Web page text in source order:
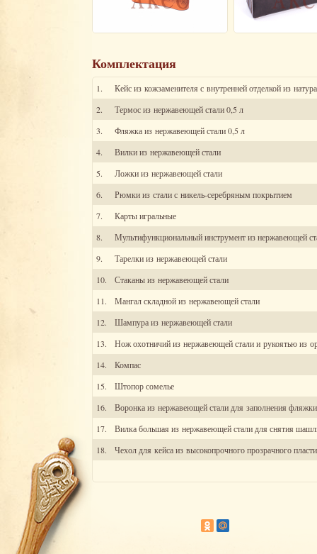
Комплектация
1.
Кейс из кожзаменителя с внутренней отделкой из
2.
Термос из нержавеющей стали 0,5 л
3.
Фляжка из нержавеющей стали 0,5 л
4.
Вилки из нержавеющей стали
5.
Ложки из нержавеющей стали
6.
Рюмки из стали с никель-серебряным покрытием
7.
Карты игральные
8.
Мультифункциональный инструмент из нержавеющей
9.
Тарелки из нержавеющей стали
10.
Стаканы из нержавеющей стали
11.
Мангал складной из нержавеющей стали
12.
Шампура из нержавеющей стали
13.
Нож охотничий из нержавеющей стали и рукоятью из
14.
Компас
15.
Штопор сомелье
16.
Воронка из нержавеющей стали для заполнения фляжки
17.
Вилка большая из нержавеющей стали для снятия
18.
Чехол для кейса из высокопрочного прозрачного